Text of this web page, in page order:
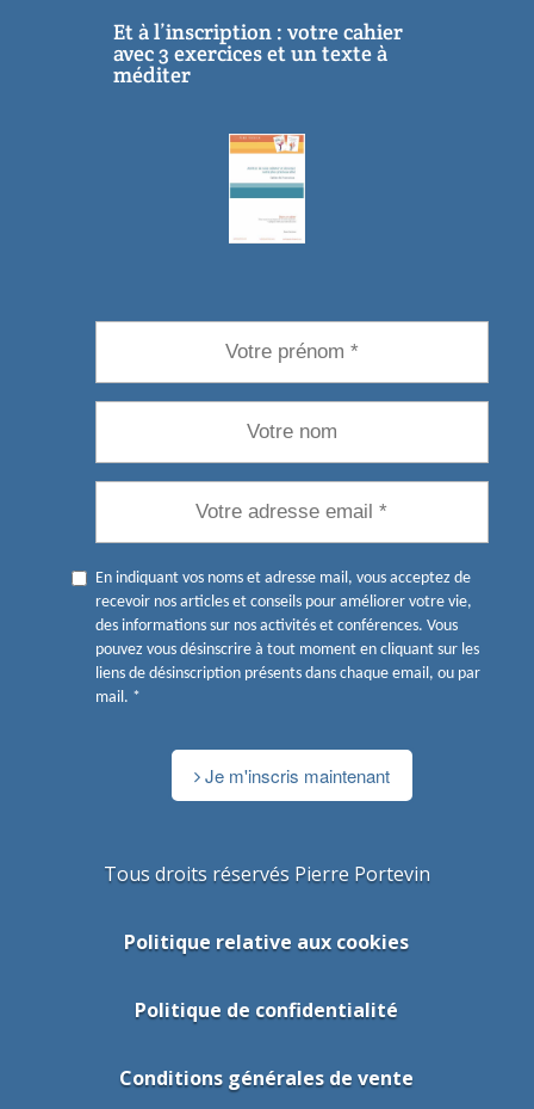
Et à l’inscription : votre cahier
avec 3 exercices et un texte à
méditer
En indiquant vos noms et adresse mail, vous acceptez de
recevoir nos articles et conseils pour améliorer votre vie,
des informations sur nos activités et conférences. Vous
pouvez vous désinscrire à tout moment en cliquant sur les
liens de désinscription présents dans chaque email, ou par
mail. *
Je m'inscris maintenant
Tous droits réservés Pierre Portevin
Politique relative aux cookies
Politique de confidentialité
Conditions générales de vente